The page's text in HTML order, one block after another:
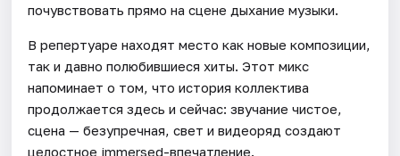
почувствовать прямо на сцене дыхание музыки.
В репертуаре находят место как новые композиции,
так и давно полюбившиеся хиты. Этот микс
напоминает о том, что история коллектива
продолжается здесь и сейчас: звучание чистое,
сцена — безупречная, свет и видеоряд создают
целостное immersed-впечатление.